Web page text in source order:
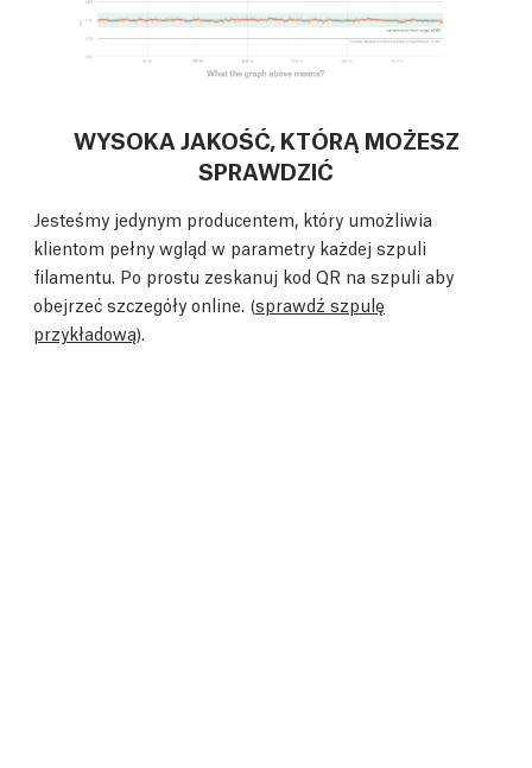
WYSOKA JAKOŚĆ, KTÓRĄ MOŻESZ
SPRAWDZIĆ
Jesteśmy jedynym producentem, który umożliwia
klientom pełny wgląd w parametry każdej szpuli
filamentu. Po prostu zeskanuj kod QR na szpuli aby
obejrzeć szczegóły online. (sprawdź szpulę
przykładową).